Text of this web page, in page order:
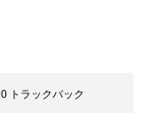
0 トラックバック